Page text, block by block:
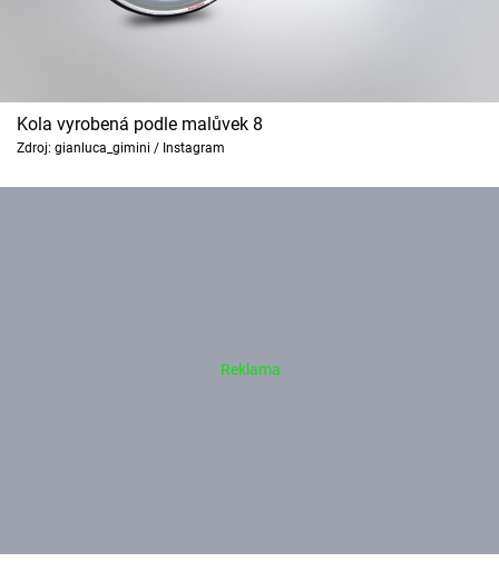
Kola vyrobená podle malůvek 8
Zdroj: gianluca_gimini / Instagram